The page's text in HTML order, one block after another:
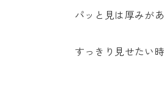
パッと見は厚みが
すっきり見せたい